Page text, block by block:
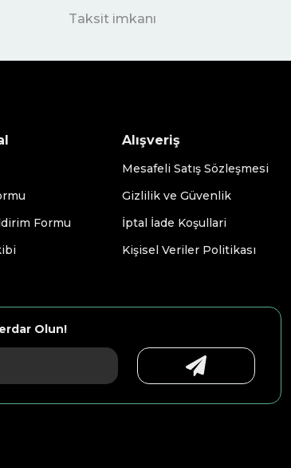
Taksit imkanı
Formu
Alışveriş
Mesafeli Satış Sözleşmesi
Gizlilik ve Güvenlik
İptal İade Koşullari
Kişisel Veriler Politikası
Olun!